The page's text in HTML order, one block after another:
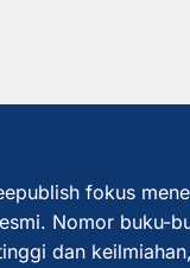
fokus
Nomor buku-
dan